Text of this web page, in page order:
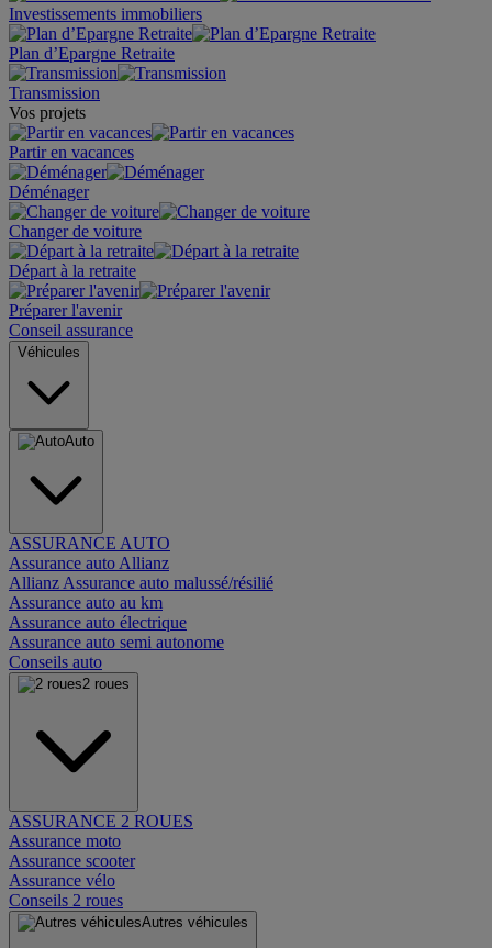
Investissements immobiliers
Plan d’Epargne Retraite
Transmission
Vos projets
Partir en vacances
Déménager
Changer de voiture
Départ à la retraite
Préparer l'avenir
Conseil assurance
Véhicules
Auto
ASSURANCE AUTO
Assurance auto Allianz
Allianz Assurance auto malussé/résilié
Assurance auto au km
Assurance auto électrique
Assurance auto semi autonome
Conseils auto
2 roues
ASSURANCE 2 ROUES
Assurance moto
Assurance scooter
Assurance vélo
Conseils 2 roues
Autres véhicules